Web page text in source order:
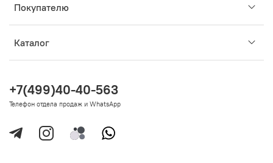
Покупателю
Каталог
+7(499)40-40-563
Телефон отдела продаж и WhatsApp